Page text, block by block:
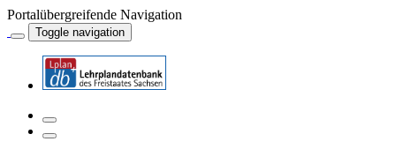
Portalübergreifende Navigation
Toggle navigation